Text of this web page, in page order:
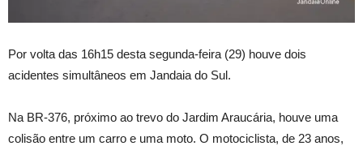
Por volta das 16h15 desta segunda-feira (29) houve dois
acidentes simultâneos em Jandaia do Sul.
Na BR-376, próximo ao trevo do Jardim Araucária, houve uma
colisão entre um carro e uma moto. O motociclista, de 23 anos,